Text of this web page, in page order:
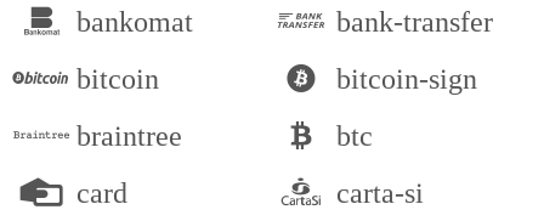
bankomat
bank-transfer
bitcoin
bitcoin-sign
braintree
btc
card
carta-si